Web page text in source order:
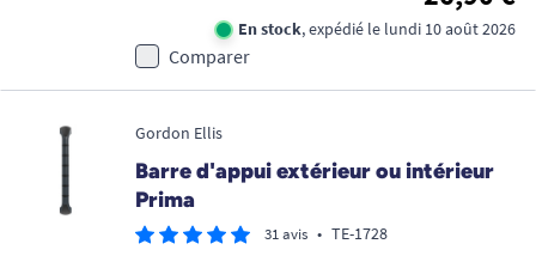
En stock, expédié le lundi 10 août 2026
Comparer
Gordon Ellis
Barre d'appui extérieur ou intérieur
Prima
31 avis • TE-1728